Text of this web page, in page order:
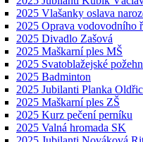
2025 Vlašanky oslava
2025 Oprava vodovodního
2025 Divadlo Zašová
2025 Maškarní ples MŠ
2025 Svatoblažejské
2025 Badminton
2025 Jubilanti Planka
2025 Maškarní ples ZŠ
2025 Kurz pečení perníku
2025 Valná hromada SK